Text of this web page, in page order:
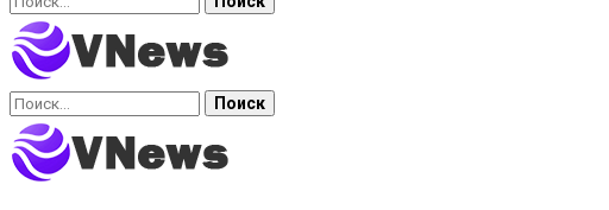
Найти: